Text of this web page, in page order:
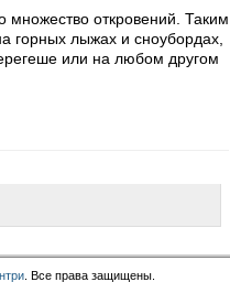
множество откровений. Таким
горных лыжах и сноубордах,
или на любом другом
. Все права защищены.